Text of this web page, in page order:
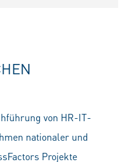
von HR-IT-
nationaler und
Projekte